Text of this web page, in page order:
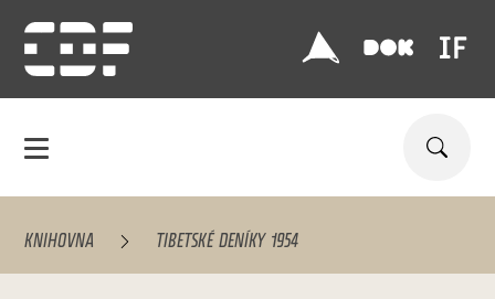
KNIHOVNA TIBETSKÉ DENÍKY 1954